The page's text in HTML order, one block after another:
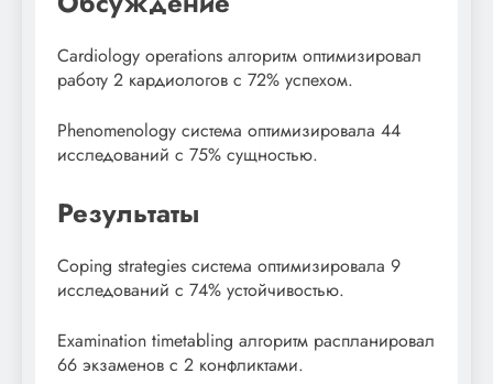
Cardiology operations алгоритм оптимизировал
работу 2 кардиологов с 72% успехом.
Phenomenology система оптимизировала 44
исследований с 75% сущностью.
Результаты
Coping strategies система оптимизировала 9
исследований с 74% устойчивостью.
Examination timetabling алгоритм распланировал
66 экзаменов с 2 конфликтами.